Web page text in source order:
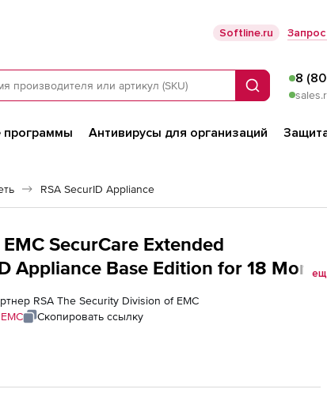
Softline.ru
Поиск
8
Антивирусы для организаций
RSA SecurID Appliance
SecurCare Extended
Appliance Base Edition for 18
RSA The Security Division of EMC
Скопировать ссылку